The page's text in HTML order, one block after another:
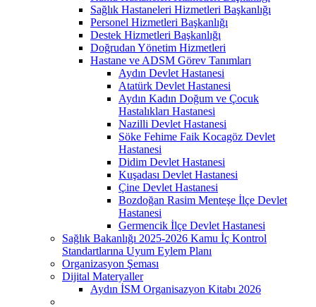
Sağlık Hastaneleri Hizmetleri Başkanlığı
Personel Hizmetleri Başkanlığı
Destek Hizmetleri Başkanlığı
Doğrudan Yönetim Hizmetleri
Hastane ve ADSM Görev Tanımları
Aydın Devlet Hastanesi
Atatürk Devlet Hastanesi
Aydın Kadın Doğum ve Çocuk
Hastalıkları Hastanesi
Nazilli Devlet Hastanesi
Söke Fehime Faik Kocagöz Devlet
Hastanesi
Didim Devlet Hastanesi
Kuşadası Devlet Hastanesi
Çine Devlet Hastanesi
Bozdoğan Rasim Menteşe İlçe Devlet
Hastanesi
Germencik İlçe Devlet Hastanesi
Sağlık Bakanlığı 2025-2026 Kamu İç Kontrol
Standartlarına Uyum Eylem Planı
Organizasyon Şeması
Dijital Materyaller
Aydın İSM Organisazyon Kitabı 2026